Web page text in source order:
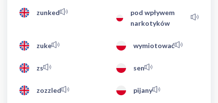
zunked
pod wpływem
narkotyków
zuke wymiotować
zs sen
zozzled pijany